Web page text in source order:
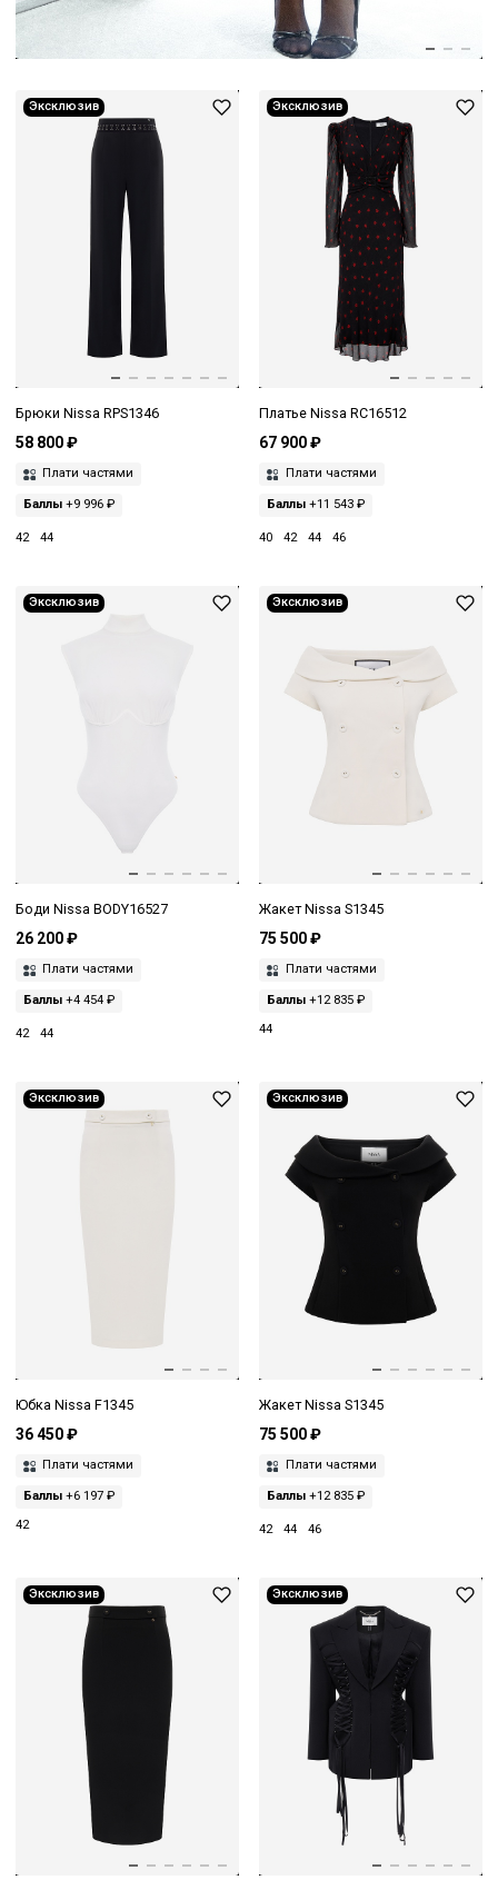
Эксклюзив
Брюки Nissa RPS1346
58 800 ₽
Плати частями
Баллы +9 996 ₽
42 44
Эксклюзив
Платье Nissa RC16512
67 900 ₽
Плати частями
Баллы+11 543 ₽
40 42 44 46
Эксклюзив
Боди Nissa BODY16527
26 200 ₽
Плати частями
Баллы +4 454 ₽
42 44
Эксклюзив
Жакет Nissa S1345
75 500 ₽
Плати частями
Баллы+12 835 ₽
44
Эксклюзив
Юбка Nissa F1345
36 450 ₽
Плати частями
Баллы +6 197 ₽
42
Эксклюзив
Жакет Nissa S1345
75 500 ₽
Плати частями
Баллы+12 835 ₽
42 44 46
Эксклюзив Эксклюзив